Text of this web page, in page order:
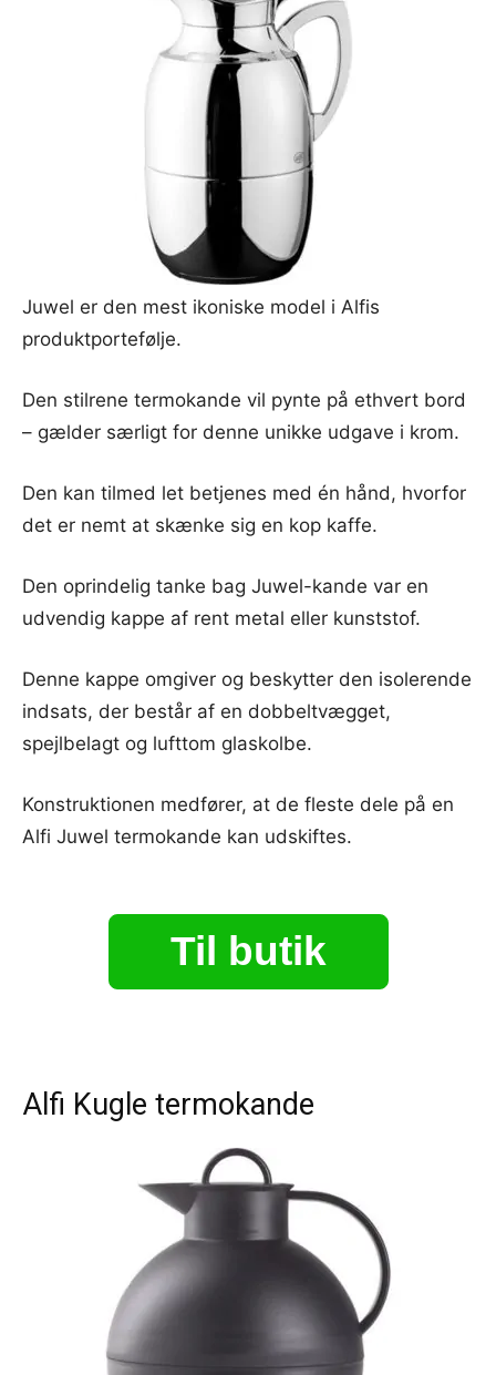
Juwel er den mest ikoniske model i Alfis
produktportefølje.
Den stilrene termokande vil pynte på ethvert bord
– gælder særligt for denne unikke udgave i krom.
Den kan tilmed let betjenes med én hånd, hvorfor
det er nemt at skænke sig en kop kaffe.
Den oprindelig tanke bag Juwel-kande var en
udvendig kappe af rent metal eller kunststof.
Denne kappe omgiver og beskytter den isolerende
indsats, der består af en dobbeltvægget,
spejlbelagt og lufttom glaskolbe.
Konstruktionen medfører, at de fleste dele på en
Alfi Juwel termokande kan udskiftes.
Til butik
Alfi Kugle termokande